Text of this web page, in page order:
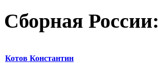
Сборная России:
Котов Константин